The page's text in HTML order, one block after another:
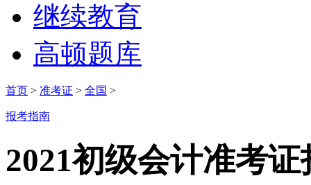
继续教育
高顿题库
首页 > 准考证 > 全国 >
报考指南
2021初级会计准考